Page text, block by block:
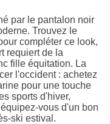
par le pantalon noir
Trouvez le
compléter ce look,
requiert de la
fille équitation. La
l'occident : achetez
pour une touche
sports d'hiver,
vous d'un bon
ski estival.